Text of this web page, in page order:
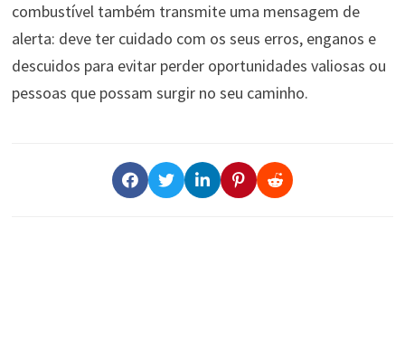
combustível também transmite uma mensagem de
alerta: deve ter cuidado com os seus erros, enganos e
descuidos para evitar perder oportunidades valiosas ou
pessoas que possam surgir no seu caminho.